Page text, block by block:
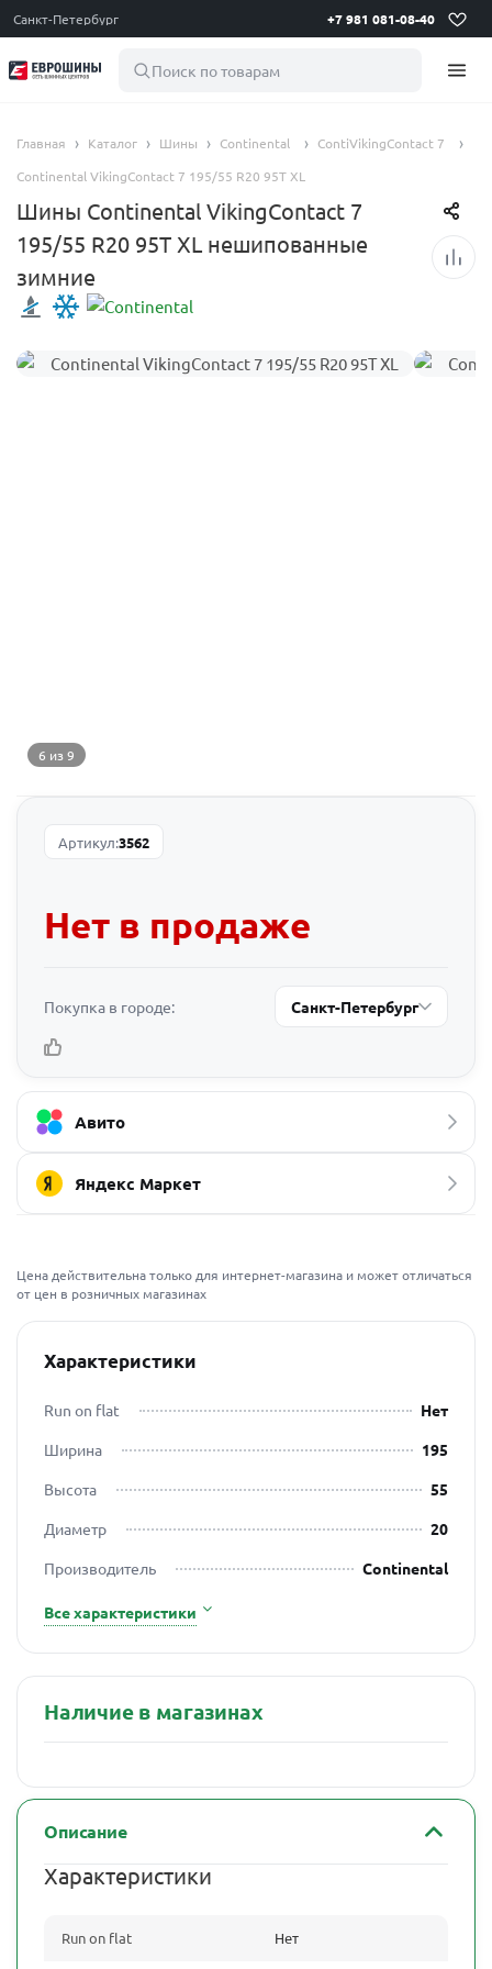
Санкт-Петербург +7 981 081-08-40
Поиск по товарам
Главная Каталог Шины Continental
ContiVikingContact 7
Continental VikingContact 7 195/55 R20 95T XL
Шины Continental VikingContact 7
195/55 R20 95T XL нешипованные
зимние
6 из 9
Артикул:3562
Нет в продаже
Покупка в городе: Санкт-Петербург
Авито
Яндекс Маркет
Цена действительна только для интернет-магазина и может отличаться
от цен в розничных магазинах
Характеристики
Run on flat
Нет
Ширина
195
Высота
55
Диаметр
20
Производитель
Continental
Все характеристики
Наличие в магазинах
Описание
Характеристики
Run on flat Нет